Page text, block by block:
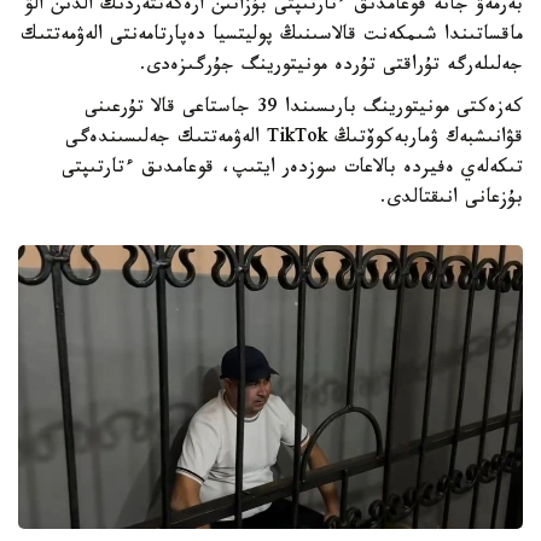
بەرمەۋ جانە قوعامدىق ءتارتىپتى بۇزاتىن ارەكەتتەردىڭ الدىن الۋ
ماقساتىندا شىمكەنت قالاسىنىڭ پوليتسيا دەپارتامەنتى الەۋمەتتىك
جەلىلەرگە تۇراقتى تۇردە مونيتورينگ جۇرگىزەدى.
كەزەكتى مونيتورينگ بارىسىندا 39 جاستاعى قالا تۇرعىنى
قۋانىشبەك ۋماربەكوۆتىڭ TikTok الەۋمەتتىك جەلىسىندەگى
تىكەلەي ەفيردە بالاعات سوزدەر ايتىپ، قوعامدىق ءتارتىپتى
بۇزعانى انىقتالدى.